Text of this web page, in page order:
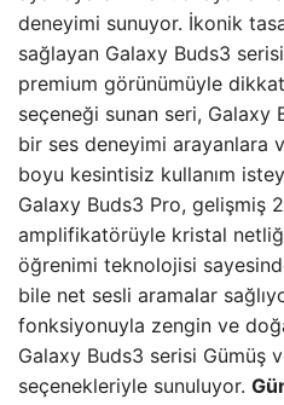
deneyimi sunuyor. İkonik
sağlayan Galaxy Buds3
premium görünümüyle
seçeneği sunan seri, Galaxy
bir ses deneyimi arayanlara
boyu kesintisiz kullanım
Galaxy Buds3 Pro, gelişmiş
amplifikatörüyle kristal
öğrenimi teknolojisi
bile net sesli aramalar
fonksiyonuyla zengin ve
Galaxy Buds3 serisi Gümüş
seçenekleriyle sunuluyor.